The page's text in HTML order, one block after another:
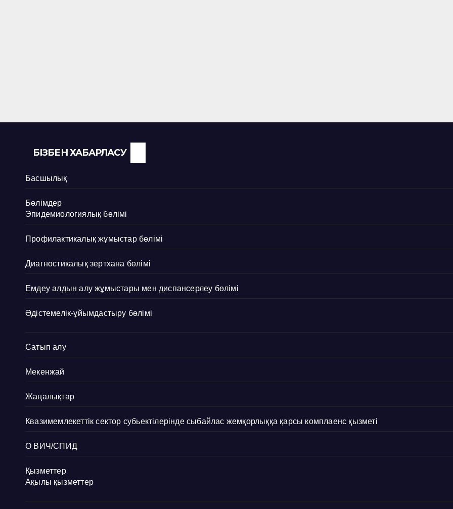
БІЗБЕН ХАБАРЛАСУ
Басшылық
Бөлімдер
Эпидемиологиялық бөлімі
Профилактикалық жұмыстар бөлімі
Диагностикалық зертхана бөлімі
Емдеу алдын алу жұмыстары мен диспансерлеу бөлімі
Әдістемелік-ұйымдастыру бөлімі
Сатып алу
Мекенжай
Жаңалықтар
Квазимемлекеттік сектор субьектілерінде сыбайлас жемқорлыққа қарсы комплаенс қызметі
О ВИЧ/СПИД
Қызметтер
Ақылы қызметтер